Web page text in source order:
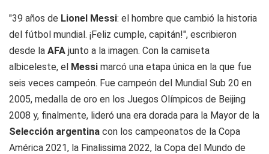
"39 años de Lionel Messi: el hombre que cambió la historia
del fútbol mundial. ¡Feliz cumple, capitán!", escribieron
desde la AFA junto a la imagen. Con la camiseta
albiceleste, el Messi marcó una etapa única en la que fue
seis veces campeón. Fue campeón del Mundial Sub 20 en
2005, medalla de oro en los Juegos Olímpicos de Beijing
2008 y, finalmente, lideró una era dorada para la Mayor de la
Selección argentina con los campeonatos de la Copa
América 2021, la Finalissima 2022, la Copa del Mundo de